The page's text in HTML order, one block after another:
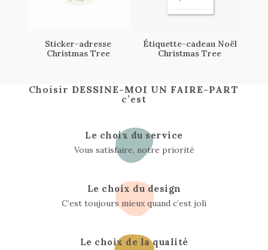
Sticker-adresse
Christmas Tree
Étiquette-cadeau Noël
Christmas Tree
Choisir DESSINE-MOI UN FAIRE-PART
c’est
Le choix du service
Vous satisfaire, notre priorité
Le choix du design
C’est toujours mieux quand c’est joli
Le choix de la qualité